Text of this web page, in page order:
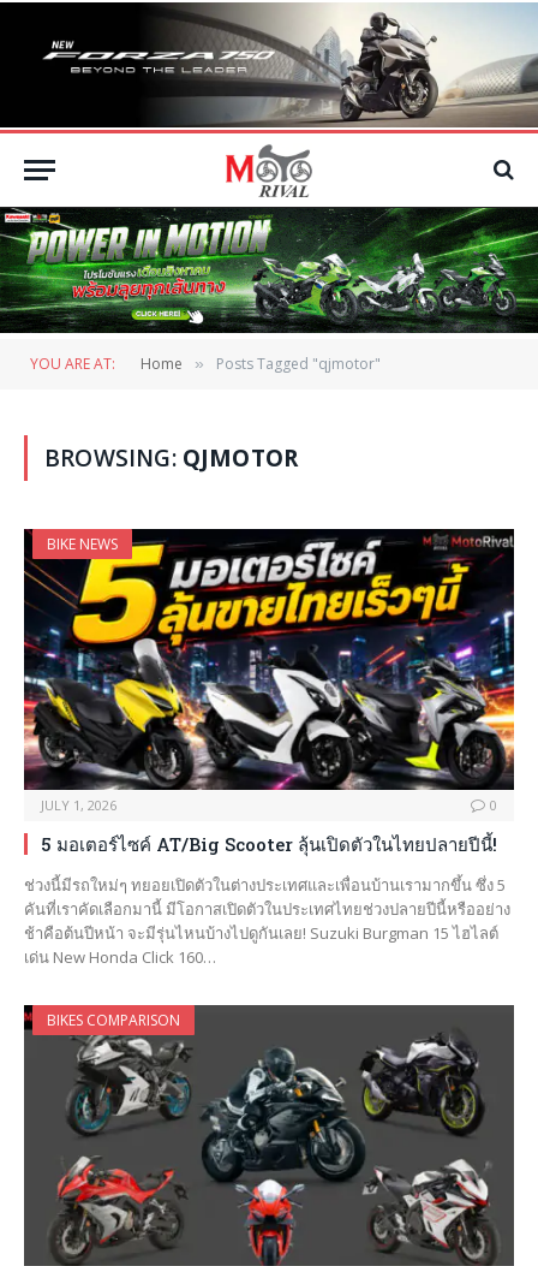
YOU ARE AT: Home » Posts Tagged "qjmotor"
BROWSING: QJMOTOR
BIKE NEWS
JULY 1, 2026 0
5 มอเตอร์ไซค์ AT/Big Scooter ลุ้นเปิดตัวในไทยปลายปีนี้!
ช่วงนี้มีรถใหม่ๆ ทยอยเปิดตัวในต่างประเทศและเพื่อนบ้านเรามากขึ้น ซึ่ง 5
คันที่เราคัดเลือกมานี้ มีโอกาสเปิดตัวในประเทศไทยช่วงปลายปีนี้หรืออย่าง
ช้าคือต้นปีหน้า จะมีรุ่นไหนบ้างไปดูกันเลย! Suzuki Burgman 15 ไฮไลต์
เด่น New Honda Click 160…
BIKES COMPARISON